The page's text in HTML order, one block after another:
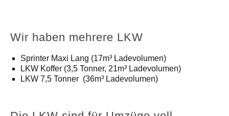
Wir haben mehrere LKW
Sprinter Maxi Lang (17m³ Ladevolumen)
LKW Koffer (3,5 Tonner, 21m³ Ladevolumen)
LKW 7,5 Tonner (36m³ Ladevolumen)